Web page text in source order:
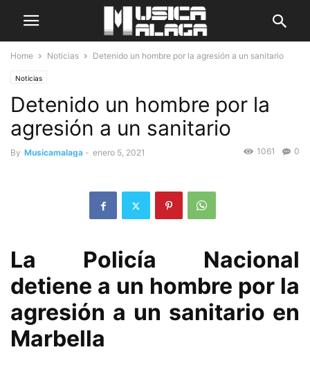
Home Noticias Detenido un hombre por la agresión a un sanitario
Noticias
Detenido un hombre por la
agresión a un sanitario
By Musicamalaga - enero 5, 2021 0
1061
La Policía Nacional
detiene a un hombre por la
agresión a un sanitario en
Marbella